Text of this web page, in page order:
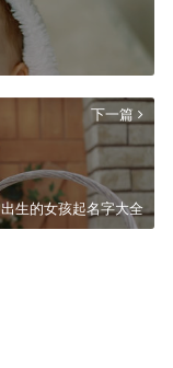
下一篇
生的女孩起名字大全